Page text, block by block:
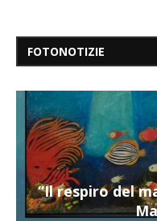
FOTONOTIZIE
“Il respiro del